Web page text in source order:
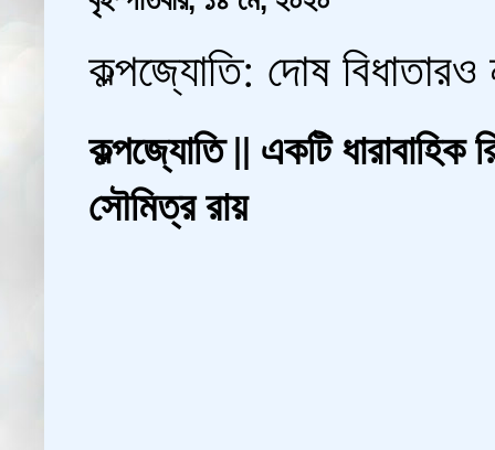
কল্পজ্যোতি: দোষ বিধাতারও
কল্পজ্যোতি || একটি ধারাবাহিক
সৌমিত্র রায়